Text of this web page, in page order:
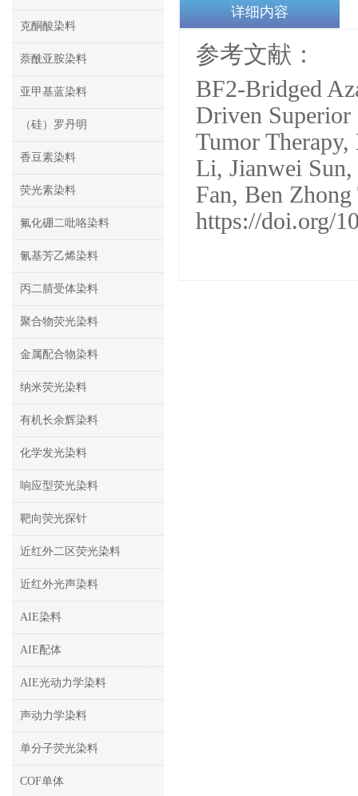
克酮酸染料
萘酰亚胺染料
亚甲基蓝染料
（硅）罗丹明
香豆素染料
荧光素染料
氟化硼二吡咯染料
氰基芳乙烯染料
丙二腈受体染料
聚合物荧光染料
金属配合物染料
纳米荧光染料
有机长余辉染料
化学发光染料
响应型荧光染料
靶向荧光探针
近红外二区荧光染料
近红外光声染料
AIE染料
AIE配体
AIE光动力学染料
声动力学染料
单分子荧光染料
COF单体
详细内容
参考文献：
BF2-Bridged
Driven Superior
Tumor
Li, Jianwei
Fan, Ben
https://doi.org/